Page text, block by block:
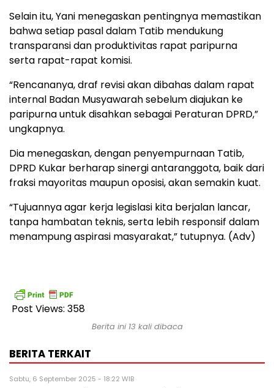
Selain itu, Yani menegaskan pentingnya memastikan
bahwa setiap pasal dalam Tatib mendukung
transparansi dan produktivitas rapat paripurna
serta rapat-rapat komisi.
“Rencananya, draf revisi akan dibahas dalam rapat
internal Badan Musyawarah sebelum diajukan ke
paripurna untuk disahkan sebagai Peraturan DPRD,”
ungkapnya.
Dia menegaskan, dengan penyempurnaan Tatib,
DPRD Kukar berharap sinergi antaranggota, baik dari
fraksi mayoritas maupun oposisi, akan semakin kuat.
“Tujuannya agar kerja legislasi kita berjalan lancar,
tanpa hambatan teknis, serta lebih responsif dalam
menampung aspirasi masyarakat,” tutupnya. (Adv)
Post Views: 358
Berita ini 13 kali dibaca
BERITA TERKAIT
Sabtu, 6 September 2025 - 18:22 WIB